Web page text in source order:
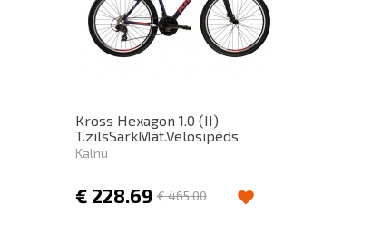
Kross Hexagon 1.0 (II)
T.zilsSarkMat.Velosipēds
Kalnu
€ 228.69 €465.00